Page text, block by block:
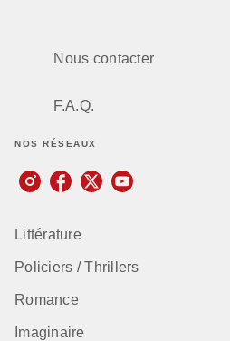
Nous contacter
F.A.Q.
NOS RÉSEAUX
Littérature
Policiers / Thrillers
Romance
Imaginaire